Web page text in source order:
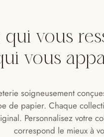
vous
vous
soigneusement
de papier. Chaque
Personnalisez votre
correspond le mieux à